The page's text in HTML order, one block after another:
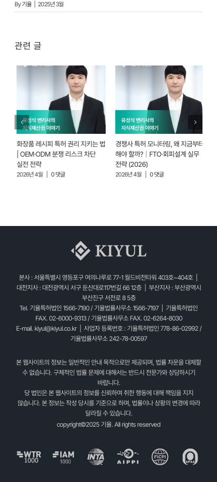
By기율 2025년 3월
관련 글
화장품 레시피 특허 권리 지키는 법
| OEM·ODM 분쟁 리스크 차단
실전 전략
2026년 4월 0 댓글
경쟁사 특허 모니터링, 왜 지금부터
해야 할까?｜FTO·회피설계 실무
전략 (2026)
2026년 4월 0 댓글
본사 : 서울특별시 영등포구 여의나루로 77-1 월드비전타워 403호~404호 |
대전지사 : 대전광역시 서구 둔산대로117번길 66 12층 | 부산지사 : 부산광역시
부산진구 서전로 8 5층
Tel. 기율특허법인 1566-7190 / 기율법률사무소 1566-7197 | 기율특허법인
FAX. 02-6000-9313 / 기율법률사무소 FAX. 02-6264-8030
E-mail. kiyul@kiyul.co.kr| 사업자 등록번호 : 기율특허법인 778-86-02992 /
기율법률사무소 242-78-00597
본 웹사이트의 정보는 일반적인 안내 목적으로만 제공되며, 법률 자문을 대체할
수 없습니다. 구체적인 법률 문제에 대해서는 반드시 전문가와 상담하시기
바랍니다.
당 법인은 본 웹사이트의 정보를 신뢰하여 취한 행동에 대해 책임을 지지
않습니다. 본 정보는 작성 당시를 기준으로 하며, 법률이나 상황의 변경에 따라
달라질 수 있습니다.
copyright©2025 기율. All rights reserved